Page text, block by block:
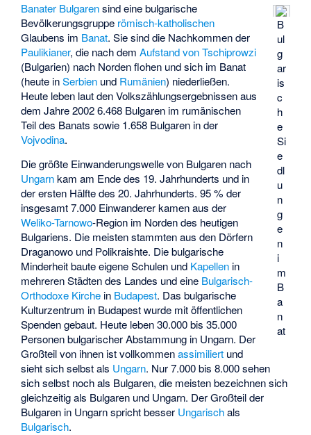
B
ul
g
ar
is
c
h
e
Si
e
dl
u
n
g
e
n
i
m
B
a
n
at
Banater Bulgarensind eine bulgarische
Bevölkerungsgruppe römisch-katholischen
Glaubens im Banat. Sie sind die Nachkommen der
Paulikianer, die nach demAufstand von Tschiprowzi
(Bulgarien) nach Norden flohen und sich im Banat
(heute inSerbien und Rumänien) niederließen.
Heute leben laut den Volkszählungsergebnissen aus
dem Jahre 2002 6.468 Bulgaren im rumänischen
Teil des Banats sowie 1.658 Bulgaren in der
Vojvodina.
Die größte Einwanderungswelle von Bulgaren nach
Ungarnkam am Ende des 19. Jahrhunderts und in
der ersten Hälfte des 20. Jahrhunderts. 95 % der
insgesamt 7.000 Einwanderer kamen aus der
Weliko-Tarnowo-Region im Norden des heutigen
Bulgariens. Die meisten stammten aus den Dörfern
Draganowo und Polikraishte. Die bulgarische
Minderheit baute eigene Schulen und Kapellen in
mehreren Städten des Landes und eine Bulgarisch-
Orthodoxe Kirche in Budapest. Das bulgarische
Kulturzentrum in Budapest wurde mit öffentlichen
Spenden gebaut. Heute leben 30.000 bis 35.000
Personen bulgarischer Abstammung in Ungarn. Der
Großteil von ihnen ist vollkommenassimiliert und
sieht sich selbst als Ungarn. Nur 7.000 bis 8.000 sehen
sich selbst noch als Bulgaren, die meisten bezeichnen sich
gleichzeitig als Bulgaren und Ungarn. Der Großteil der
Bulgaren in Ungarn spricht besser Ungarischals
Bulgarisch.